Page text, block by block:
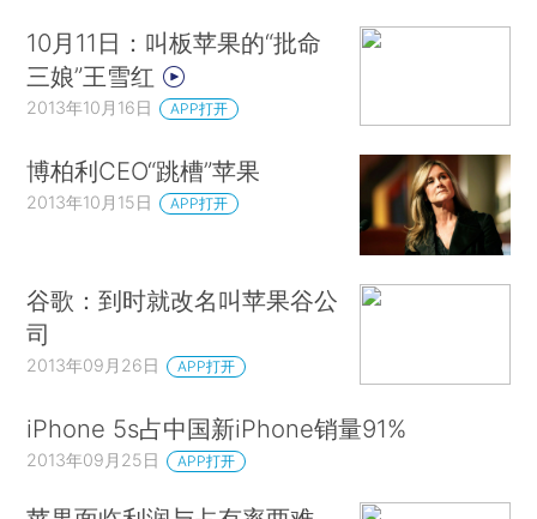
10月11日：叫板苹果的“批命
三娘”王雪红
2013年10月16日 APP打开
博柏利CEO“跳槽”苹果
2013年10月15日 APP打开
谷歌：到时就改名叫苹果谷公
司
2013年09月26日 APP打开
iPhone 5s占中国新iPhone销量91%
2013年09月25日 APP打开